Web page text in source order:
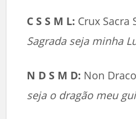
C S S M L: Crux Sacra
Sagrada seja minha
N D S M D: Non
seja o dragão meu